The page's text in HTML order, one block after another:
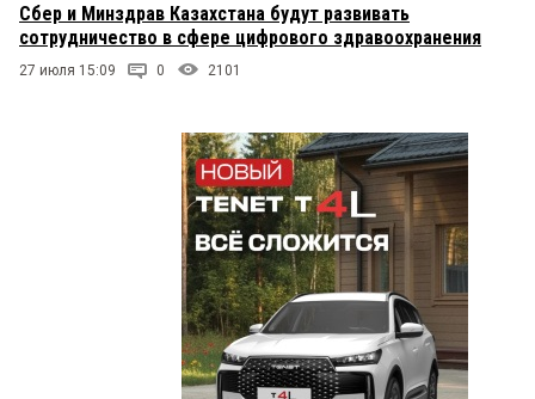
Сбер и Минздрав Казахстана будут развивать
сотрудничество в сфере цифрового здравоохранения
27 июля 15:09 0 2101